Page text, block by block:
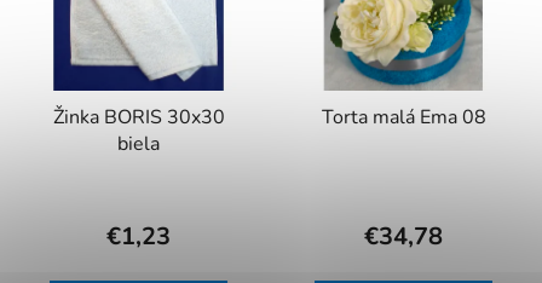
Žinka BORIS 30x30
biela
€1,23
Torta malá Ema 08
€34,78